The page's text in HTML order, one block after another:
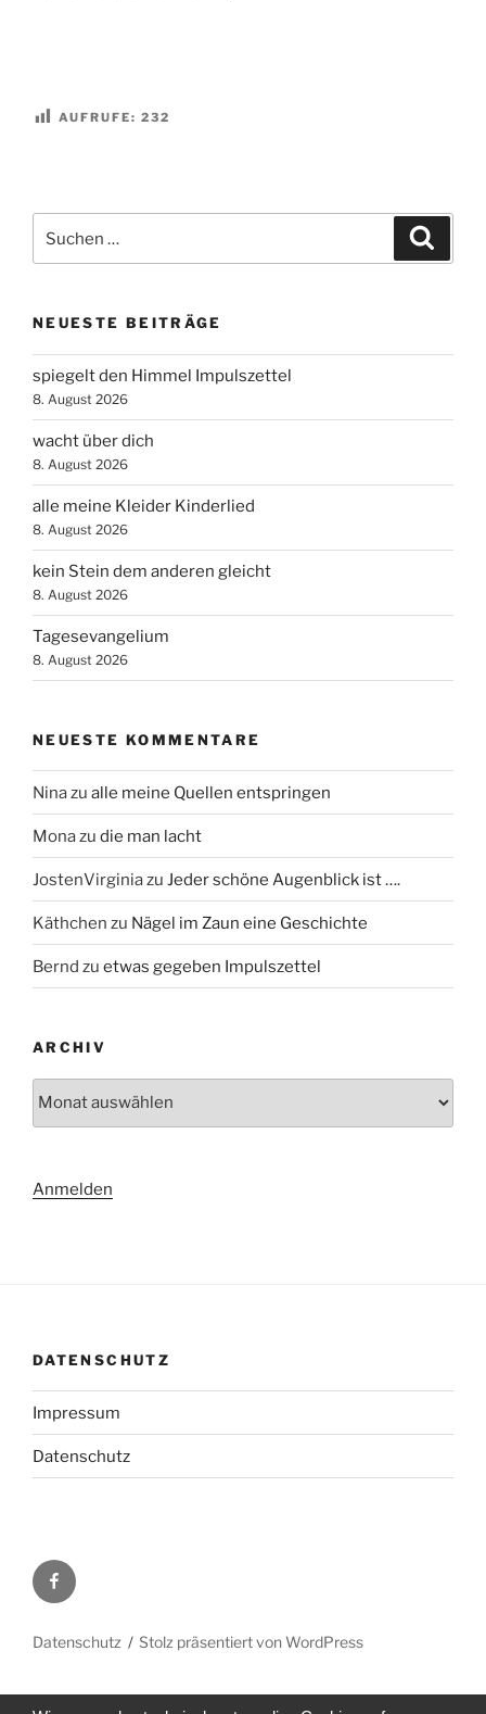
AUFRUFE: 232
nach:
NEUESTE BEITRÄGE
spiegelt den Himmel Impulszettel
8. August 2026
wacht über dich
8. August 2026
alle meine Kleider Kinderlied
8. August 2026
kein Stein dem anderen gleicht
8. August 2026
Tagesevangelium
8. August 2026
NEUESTE KOMMENTARE
Ninazu alle meine Quellen entspringen
Monazu die man lacht
JostenVirginiazu Jeder schöne Augenblick ist ….
Käthchen zu Nägel im Zaun eine Geschichte
Bernd zu etwas gegeben Impulszettel
ARCHIV
Anmelden
DATENSCHUTZ
Impressum
Datenschutz
Facebook
Datenschutz Stolz präsentiert von WordPress